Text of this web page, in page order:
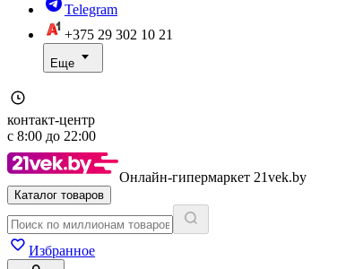
Telegram
+375 29 302 10 21
Еще
контакт-центр
с 8:00 до 22:00
Онлайн-гипермаркет 21vek.by
Каталог товаров
Избранное